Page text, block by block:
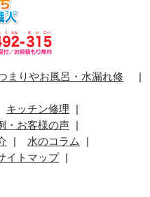
まりやお風呂・水漏れ修
キッチン修理
・お客様の声
水のコラム
イトマップ